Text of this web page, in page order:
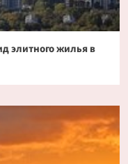
элитного жилья в